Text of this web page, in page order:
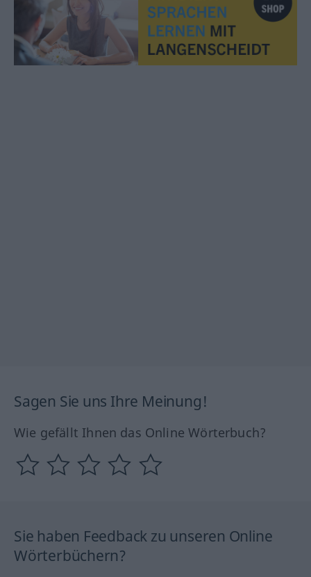
Sagen Sie uns Ihre Meinung!
Wie gefällt Ihnen das Online Wörterbuch?
Sie haben Feedback zu unseren Online
Wörterbüchern?